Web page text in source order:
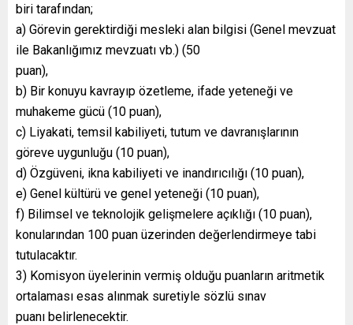
biri tarafından;
a) Görevin gerektirdiği mesleki alan bilgisi (Genel mevzuat
ile Bakanlığımız mevzuatı vb.) (50
puan),
b) Bir konuyu kavrayıp özetleme, ifade yeteneği ve
muhakeme gücü (10 puan),
c) Liyakati, temsil kabiliyeti, tutum ve davranışlarının
göreve uygunluğu (10 puan),
d) Özgüveni, ikna kabiliyeti ve inandırıcılığı (10 puan),
e) Genel kültürü ve genel yeteneği (10 puan),
f) Bilimsel ve teknolojik gelişmelere açıklığı (10 puan),
konularından 100 puan üzerinden değerlendirmeye tabi
tutulacaktır.
3) Komisyon üyelerinin vermiş olduğu puanların aritmetik
ortalaması esas alınmak suretiyle sözlü sınav
puanı belirlenecektir.